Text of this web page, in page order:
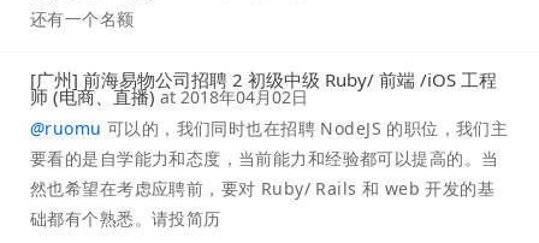
还有一个名额
[广州] 前海易物公司招聘 2 初级中级 Ruby/ 前端 /iOS 工程
师 (电商、直播)at 2018年04月02日
@ruomu 可以的，我们同时也在招聘 NodeJS 的职位，我们主
要看的是自学能力和态度，当前能力和经验都可以提高的。当
然也希望在考虑应聘前，要对 Ruby/ Rails 和 web 开发的基
础都有个熟悉。请投简历